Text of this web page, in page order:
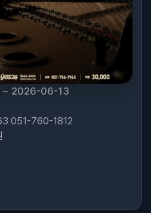
~ 2026-06-13
051-760-1812